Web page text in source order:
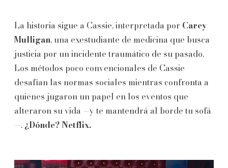
La historia sigue a Cassie, interpretada por Carey
Mulligan, una exestudiante de medicina que busca
justicia por un incidente traumático de su pasado.
Los métodos poco convencionales de Cassie
desafían las normas sociales mientras confronta a
quienes jugaron un papel en los eventos que
alteraron su vida —y te mantendrá al borde tu sofá
—. ¿Dónde? Netflix.